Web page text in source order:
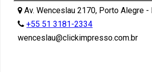
Av. Wenceslau 2170, Porto Alegre -
+55 51 3181-2334
wenceslau@clickimpresso.com.br